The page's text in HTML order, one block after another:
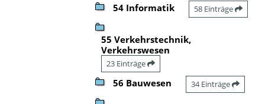
54 Informatik 58 Einträge
55 Verkehrstechnik,
Verkehrswesen
23 Einträge
56 Bauwesen 34 Einträge